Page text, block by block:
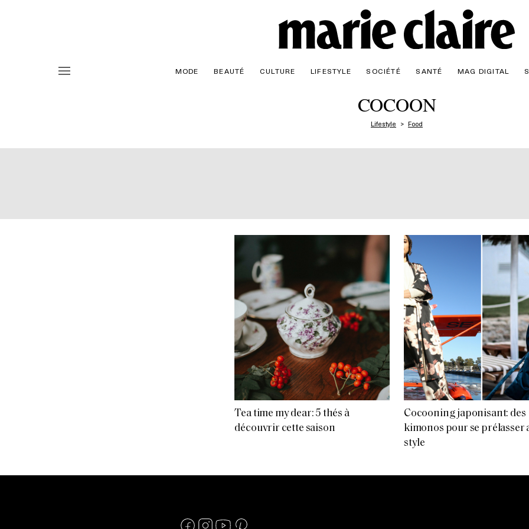
MODE BEAUTÉ CULTURE LIFESTYLE SOCIÉTÉ SANTÉ MAG DIGITAL
COCOON
Lifestyle Food
Tea time my dear: 5 thés à
découvrir cette saison
Cocooning japonisant: des
kimonos pour se prélasser
style